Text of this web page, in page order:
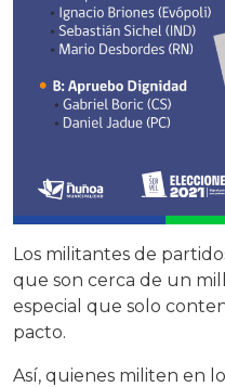
Los militantes de
que son cerca de un
especial que solo
pacto.
Así, quienes militen en